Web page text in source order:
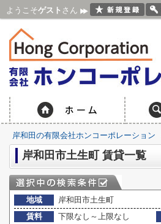
ようこそゲスト さん
岸和田の有限会社ホンコーポレーション
岸和田市土生町 賃貸一覧
地域
岸和田市土生町
賃料
下限なし～上限なし